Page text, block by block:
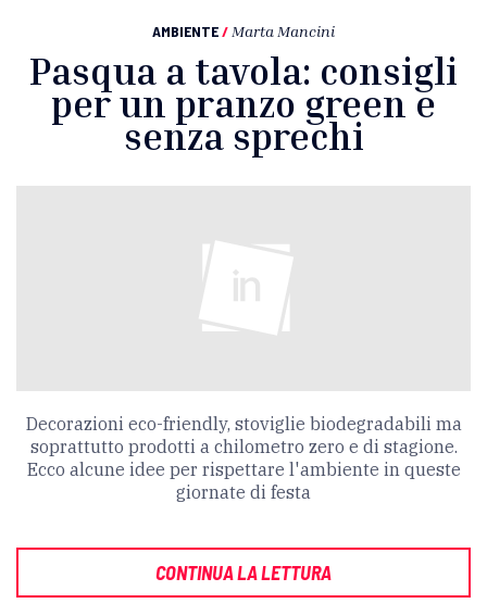
AMBIENTE/ Marta Mancini
Pasqua a tavola: consigli
per un pranzo green e
senza sprechi
Decorazioni eco-friendly, stoviglie biodegradabili ma
soprattutto prodotti a chilometro zero e di stagione.
Ecco alcune idee per rispettare l'ambiente in queste
giornate di festa
CONTINUA LA LETTURA